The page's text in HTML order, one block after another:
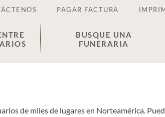
PAGAR FACTURA
BUSQUE UNA
FUNERARIA
de miles de lugares en Norteamérica.